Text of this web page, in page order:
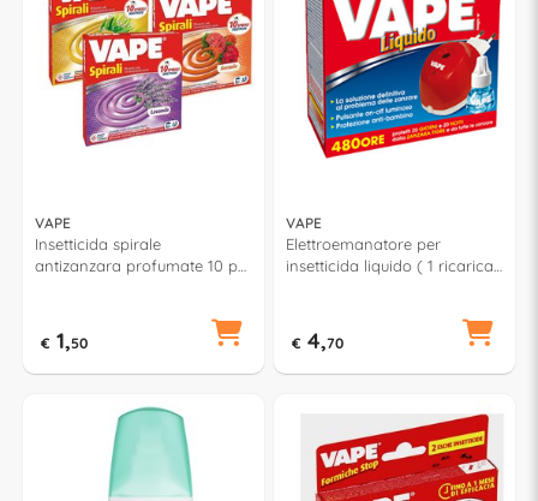
VAPE
Insetticida spirale
antizanzara profumate 10 pz
€ 1,50
VAPE
Elettroemanatore per
insetticida liquido ( 1 ricarica
€ 4,70